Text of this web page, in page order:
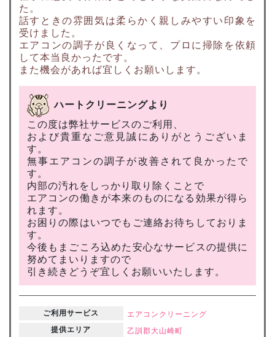
た。
話すときの雰囲気は柔らかく親しみやすい印象を
受けました。
エアコンの調子が良くなって、プロに掃除を依頼
して本当良かったです。
また機会があれば宜しくお願いします。
ハートクリーニングより
この度は弊社サービスのご利用、
および貴重なご意見誠にありがとうございま
す。
無事エアコンの調子が改善されて良かったで
す。
内部の汚れをしっかり取り除くことで
エアコンの働きが本来のものになる効果が得ら
れます。
お困りの際はいつでもご連絡お待ちしておりま
す。
今後もまごころ込めた安心なサービスの提供に
努めてまいりますので
引き続きどうぞ宜しくお願いいたします。
ご利用サービス
エアコンクリーニング
提供エリア
乙訓郡大山崎町